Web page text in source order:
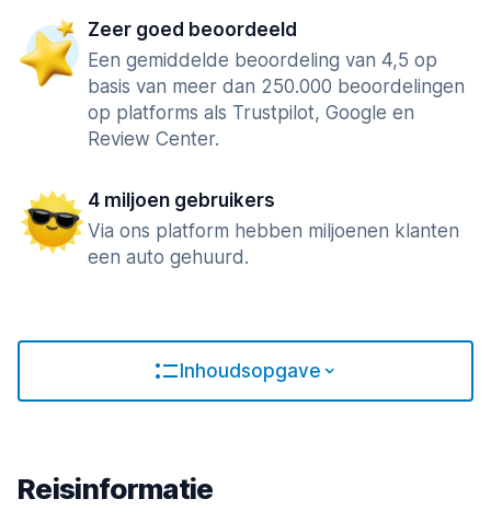
Zeer goed beoordeeld
Een gemiddelde beoordeling van 4,5 op
basis van meer dan 250.000 beoordelingen
op platforms als Trustpilot, Google en
Review Center.
4 miljoen gebruikers
Via ons platform hebben miljoenen klanten
een auto gehuurd.
Inhoudsopgave
Reisinformatie